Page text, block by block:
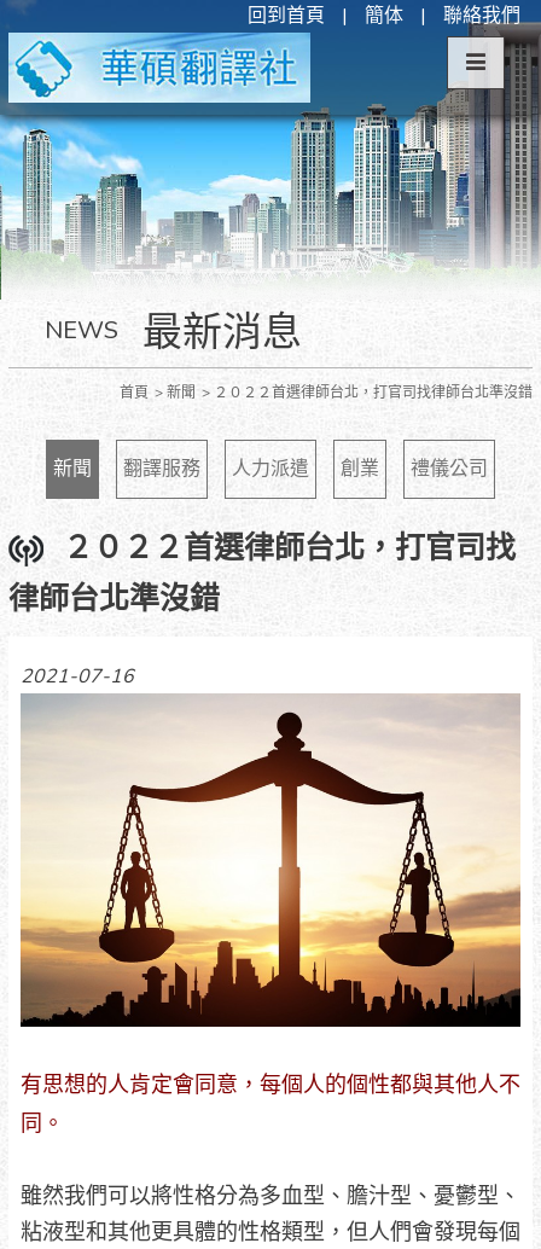
回到首頁 | 簡体 | 聯絡我們
NEWS 最新消息
首頁 新聞 ２０２２首選律師台北，打官司找律師台北準沒錯
新聞 翻譯服務 人力派遣 創業 禮儀公司
２０２２首選律師台北，打官司找
律師台北準沒錯
2021-07-16
有思想的人肯定會同意，每個人的個性都與其他人不
同。
雖然我們可以將性格分為多血型、膽汁型、憂鬱型、
粘液型和其他更具體的性格類型，但人們會發現每個